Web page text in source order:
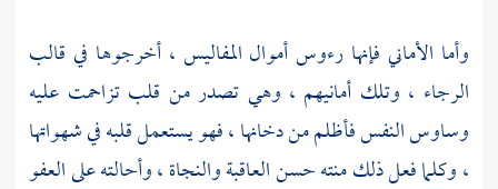
وأما الأماني فإنها رءوس أموال المفاليس ، أخرجوها في قالب
الرجاء ، وتلك أمانيهم ، وهي تصدر من قلب تزاحمت عليه
وساوس النفس فأظلم من دخانها ، فهو يستعمل قلبه في شهواتها
، وكلما فعل ذلك منته حسن العاقبة والنجاة ، وأحالته على العفو